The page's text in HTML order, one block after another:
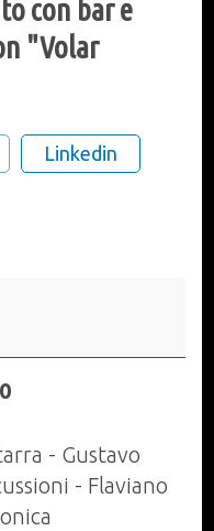
con bar e
"Volar
Linkedin
- Gustavo
- Flaviano